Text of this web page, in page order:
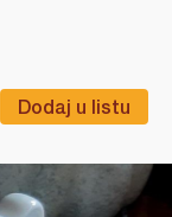
Dodaj u listu